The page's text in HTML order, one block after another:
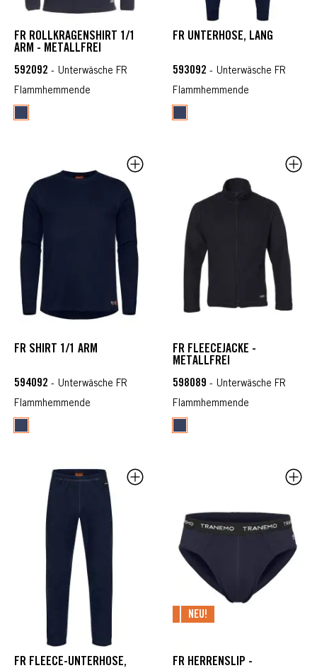
FR ROLLKRAGENSHIRT 1/1
ARM - METALLFREI
592092 - Unterwäsche FR
Flammhemmende
FR UNTERHOSE, LANG
593092 - Unterwäsche FR
Flammhemmende
FR SHIRT 1/1 ARM
594092 - Unterwäsche FR
Flammhemmende
FR FLEECEJACKE -
METALLFREI
598089 - Unterwäsche FR
Flammhemmende
FR FLEECE-UNTERHOSE,
NEU!
FR HERRENSLIP -